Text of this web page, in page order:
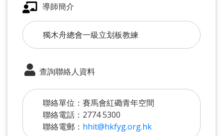
導師簡介
獨木舟總會一級立划板教練
查詢聯絡人資料
聯絡單位：賽馬會紅磡青年空間
聯絡電話：2774 5300
聯絡電郵： hhit@hkfyg.org.hk